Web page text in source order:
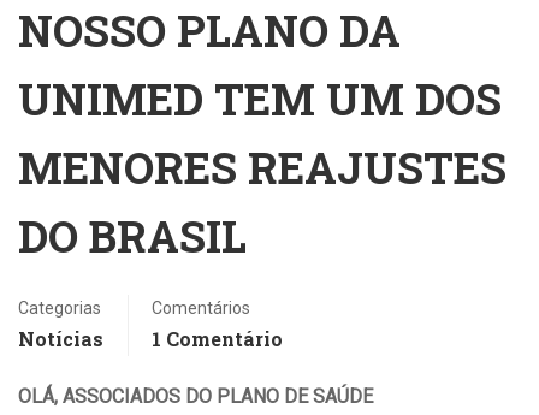
NOSSO PLANO DA
UNIMED TEM UM DOS
MENORES REAJUSTES
DO BRASIL
Categorias
Notícias
Comentários
1 Comentário
OLÁ, ASSOCIADOS DO PLANO DE SAÚDE